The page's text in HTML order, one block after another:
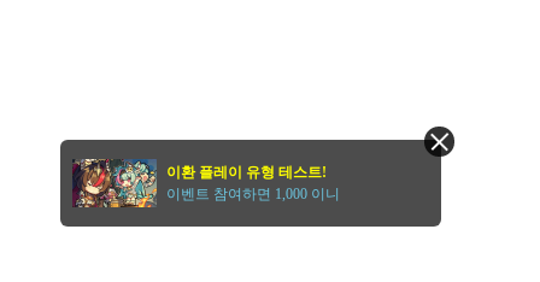
이환 플레이 유형 테스트!
이벤트 참여하면 1,000 이니